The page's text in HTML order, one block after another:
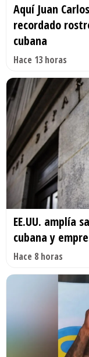
Aquí Juan
recordado
cubana
Hace 13 horas
EE.UU. amplía
cubana y
Hace 8 horas